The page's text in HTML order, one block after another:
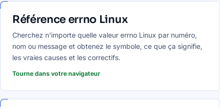
Référence errno Linux
Cherchez n'importe quelle valeur errno Linux par numéro,
nom ou message et obtenez le symbole, ce que ça signifie,
les vraies causes et les correctifs.
Tourne dans votre navigateur